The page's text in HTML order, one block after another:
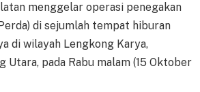
menggelar operasi penegakan
di sejumlah tempat hiburan
di wilayah Lengkong Karya,
Utara, pada Rabu malam (15 Oktober